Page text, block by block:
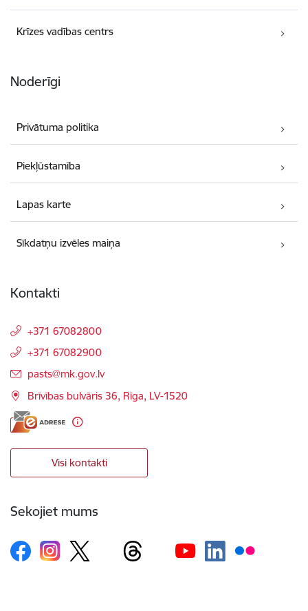
Krīzes vadības centrs
Noderīgi
Privātuma politika
Piekļūstamība
Lapas karte
Sīkdatņu izvēles maiņa
Kontakti
+371 67082800
+371 67082900
E-pasts:
pasts@mk.gov.lv
Brīvības bulvāris 36, Rīga, LV-1520
Visi kontakti
Sekojiet mums